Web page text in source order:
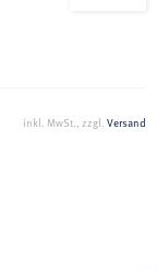
inkl. MwSt., zzgl. Versand